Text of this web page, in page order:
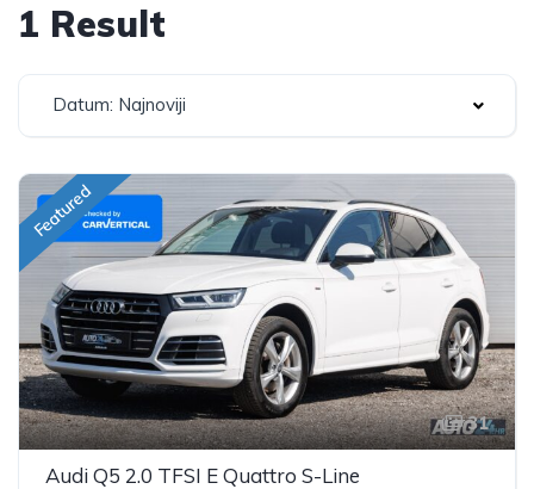
1 Result
Datum: Najnoviji
Featured
31
Audi Q5 2.0 TFSI E Quattro S-Line